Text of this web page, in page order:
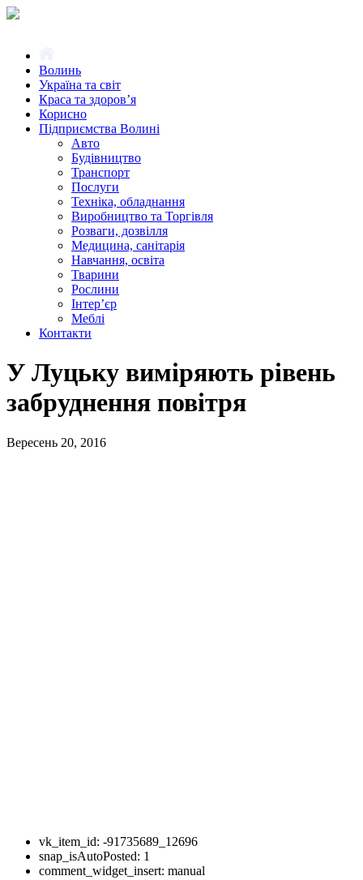
Волинь
Україна та світ
Краса та здоров’я
Корисно
Підприємства Волині
Авто
Будівництво
Транспорт
Послуги
Техніка, обладнання
Виробництво та Торгівля
Розваги, дозвілля
Медицина, санітарія
Навчання, освіта
Тварини
Рослини
Інтер’єр
Меблі
Контакти
У Луцьку виміряють рівень
забруднення повітря
Вересень 20, 2016
vk_item_id: -91735689_12696
snap_isAutoPosted: 1
comment_widget_insert: manual